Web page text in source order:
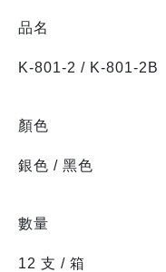
品名
K-801-2 / K-801-2B
顏色
銀色 / 黑色
數量
12 支 / 箱